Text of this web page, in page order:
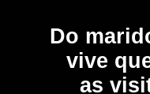
Do
vive
as